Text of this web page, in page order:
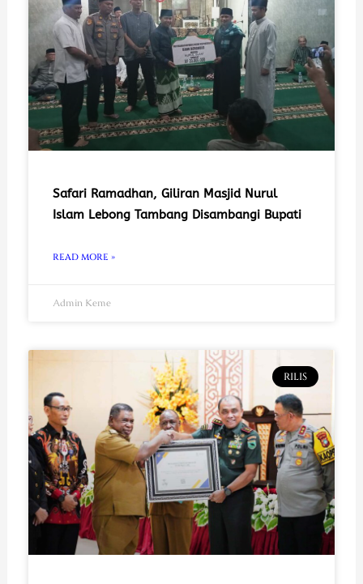
Safari Ramadhan, Giliran Masjid Nurul
Islam Lebong Tambang Disambangi Bupati
READ MORE »
Admin Keme
RILIS